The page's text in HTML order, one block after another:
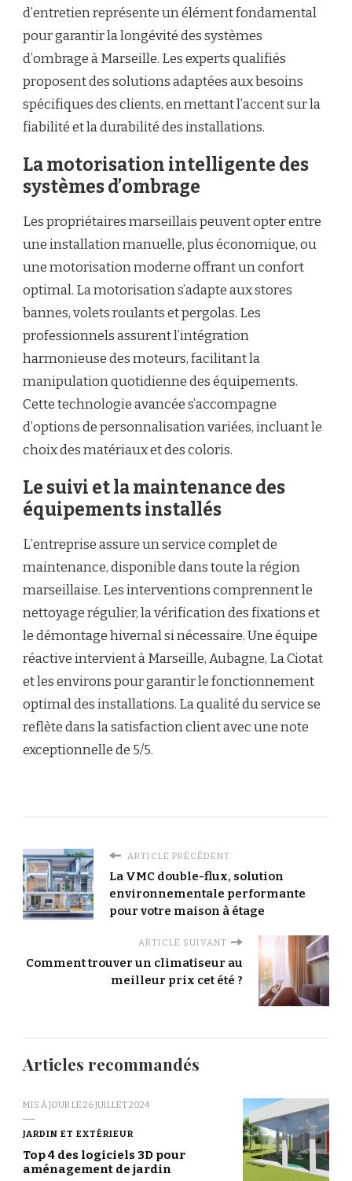
d’entretien représente un élément fondamental
pour garantir la longévité des systèmes
d’ombrage à Marseille. Les experts qualifiés
proposent des solutions adaptées aux besoins
spécifiques des clients, en mettant l’accent sur la
fiabilité et la durabilité des installations.
La motorisation intelligente des
systèmes d’ombrage
Les propriétaires marseillais peuvent opter entre
une installation manuelle, plus économique, ou
une motorisation moderne offrant un confort
optimal. La motorisation s’adapte aux stores
bannes, volets roulants et pergolas. Les
professionnels assurent l’intégration
harmonieuse des moteurs, facilitant la
manipulation quotidienne des équipements.
Cette technologie avancée s’accompagne
d’options de personnalisation variées, incluant le
choix des matériaux et des coloris.
Le suivi et la maintenance des
équipements installés
L’entreprise assure un service complet de
maintenance, disponible dans toute la région
marseillaise. Les interventions comprennent le
nettoyage régulier, la vérification des fixations et
le démontage hivernal si nécessaire. Une équipe
réactive intervient à Marseille, Aubagne, La Ciotat
et les environs pour garantir le fonctionnement
optimal des installations. La qualité du service se
reflète dans la satisfaction client avec une note
exceptionnelle de 5/5.
ARTICLE PRÉCÉDENT
La VMC double-flux, solution
environnementale performante
pour votre maison à étage
ARTICLE SUIVANT
Comment trouver un climatiseur au
meilleur prix cet été ?
Articles recommandés
MIS À JOUR LE 26 JUILLET 2024
JARDIN ET EXTÉRIEUR
Top 4 des logiciels 3D pour
aménagement de jardin